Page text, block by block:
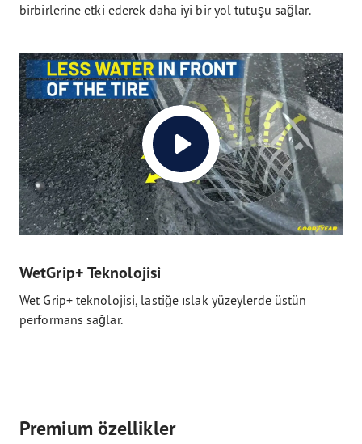
birbirlerine etki ederek daha iyi bir yol tutuşu sağlar.
WetGrip+ Teknolojisi
Wet Grip+ teknolojisi, lastiğe ıslak yüzeylerde üstün
performans sağlar.
Premium özellikler